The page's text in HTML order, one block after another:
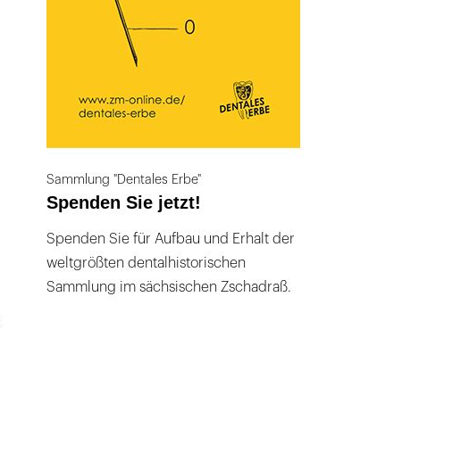
Sammlung "Dentales Erbe"
Spenden Sie jetzt!
Spenden Sie für Aufbau und Erhalt der
weltgrößten dentalhistorischen
Sammlung im sächsischen Zschadraß.